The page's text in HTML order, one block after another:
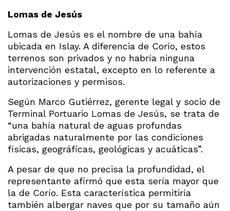
Lomas de Jesús
Lomas de Jesús es el nombre de una bahía
ubicada en Islay. A diferencia de Corío, estos
terrenos son privados y no habría ninguna
intervención estatal, excepto en lo referente a
autorizaciones y permisos.
Según Marco Gutiérrez, gerente legal y socio de
Terminal Portuario Lomas de Jesús, se trata de
“una bahía natural de aguas profundas
abrigadas naturalmente por las condiciones
físicas, geográficas, geológicas y acuáticas”.
A pesar de que no precisa la profundidad, el
representante afirmó que esta sería mayor que
la de Corío. Esta característica permitiría
también albergar naves que por su tamaño aún